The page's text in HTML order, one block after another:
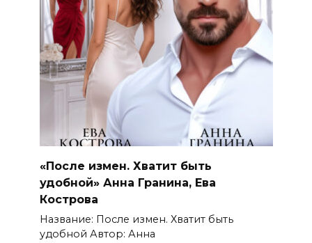
«После измен. Хватит быть
удобной» Анна Гранина, Ева
Кострова
Название: После измен. Хватит быть
удобной Автор: Анна